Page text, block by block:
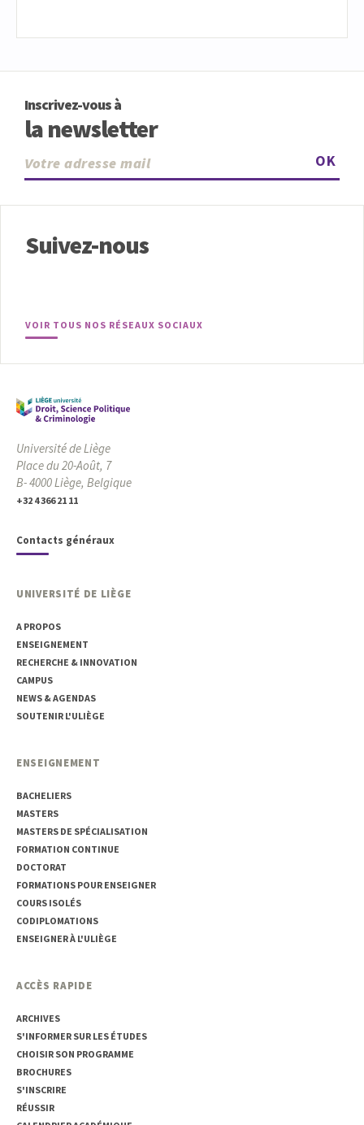
Inscrivez-vous à
la newsletter
OK
Suivez-nous
VOIR TOUS NOS RÉSEAUX SOCIAUX
Université de Liège
Place du 20-Août, 7
B- 4000 Liège, Belgique
+32 4 366 21 11
Contacts généraux
UNIVERSITÉ DE LIÈGE
A PROPOS
ENSEIGNEMENT
RECHERCHE & INNOVATION
CAMPUS
NEWS & AGENDAS
SOUTENIR L'ULIÈGE
ENSEIGNEMENT
BACHELIERS
MASTERS
MASTERS DE SPÉCIALISATION
FORMATION CONTINUE
DOCTORAT
FORMATIONS POUR ENSEIGNER
COURS ISOLÉS
CODIPLOMATIONS
ENSEIGNER À L'ULIÈGE
ACCÈS RAPIDE
ARCHIVES
S'INFORMER SUR LES ÉTUDES
CHOISIR SON PROGRAMME
BROCHURES
S'INSCRIRE
RÉUSSIR